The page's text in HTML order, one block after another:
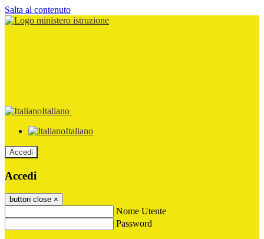
Salta al contenuto
Italiano
Italiano
Accedi
Accedi
button close ×
Nome Utente
Password